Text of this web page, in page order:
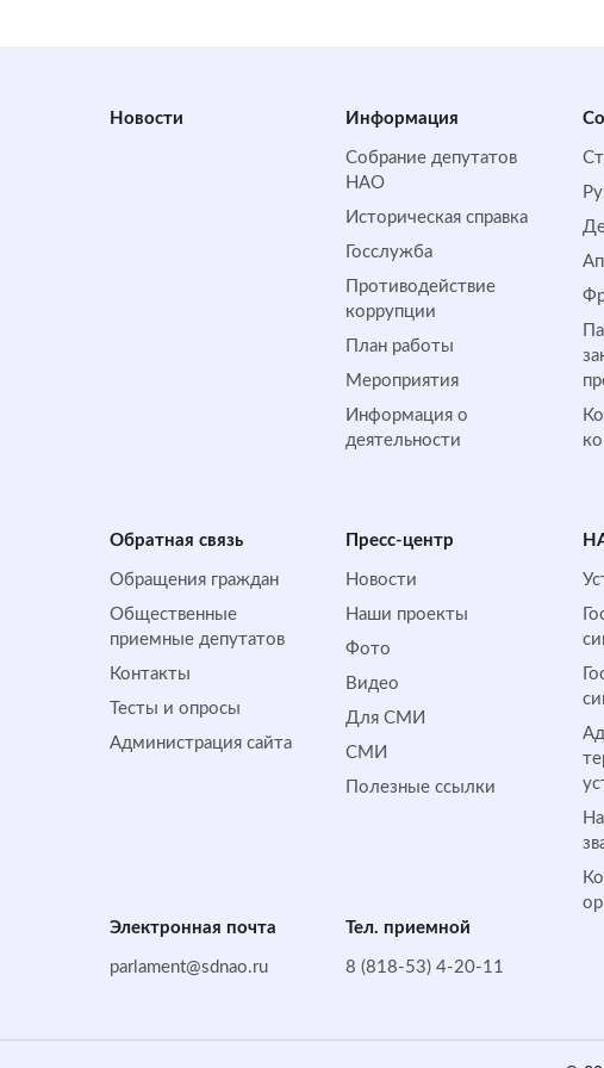
Новости Информация
Собрание депутатов
НАО
Историческая справка
Госслужба
Противодействие
коррупции
План работы
Мероприятия
Информация о
деятельности
Обратная cвязь
Обращения граждан
Общественные
приемные депутатов
Контакты
Тесты и опросы
Администрация сайта
Пресс-центр
Новости
Наши проекты
Фото
Видео
Для СМИ
СМИ
Полезные ссылки
Электронная почта
parlament@sdnao.ru
Тел. приемной
8 (818-53) 4-20-11